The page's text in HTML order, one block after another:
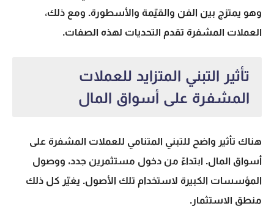
وهو يمتزج بين الفن والقيّمة والأسطورة. ومع ذلك،
العملات المشفرة تقدم التحديات لهذه الصفات.
تأثير التبني المتزايد للعملات
المشفرة على أسواق المال
هناك تأثير واضح للتبني المتنامي للعملات المشفرة على
أسواق المال. ابتداءً من دخول مستثمرين جدد، ووصول
المؤسسات الكبيرة لاستخدام تلك الأصول. يغيّر كل ذلك
منطق الاستثمار.